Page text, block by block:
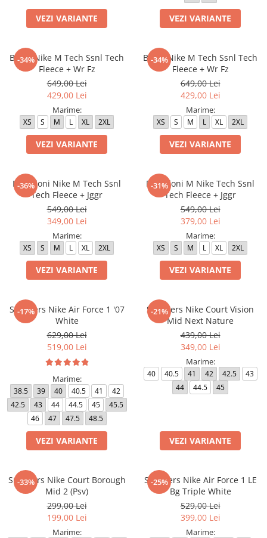
Pantaloni lungi fotbal copii
Imbracaminte fotbal femei
Tricouri fotbal femei
Sorturi fotbal femei
Pantaloni lungi fotbal femei
Echipament portar
VEZI VARIANTE VEZI VARIANTE
-34%
Bluza Nike M Tech Ssnl Tech
Fleece + Wr Fz
649,00 Lei
429,00 Lei
Marime:
XS S M L XL 2XL
VEZI VARIANTE
-34%
Bluza Nike M Tech Ssnl Tech
Fleece + Wr Fz
649,00 Lei
429,00 Lei
Marime:
XS S M L XL 2XL
VEZI VARIANTE
-36%
Pantaloni Nike M Tech Ssnl
Tech Fleece + Jggr
549,00 Lei
349,00 Lei
Marime:
XS S M L XL 2XL
VEZI VARIANTE
-31%
Pantaloni M Nike Tech Ssnl
Tech Fleece + Jggr
549,00 Lei
379,00 Lei
Marime:
XS S M L XL 2XL
VEZI VARIANTE
-17%
Sneakers Nike Air Force 1 '07
White
629,00 Lei
519,00 Lei
Marime:
38.5 39 40 40.5 41
42
42.5
43 44 44.5 45
45.5
46
47 47.5 48.5
VEZI VARIANTE
-21%
Sneakers Nike Court Vision
Mid Next Nature
439,00 Lei
349,00 Lei
Marime:
40 40.5 41 42 42.5
43
44
44.5 45
VEZI VARIANTE
-33%
Sneakers Nike Court Borough
Mid 2 (Psv)
299,00 Lei
199,00 Lei
Marime:
-25%
Sneakers Nike Air Force 1 LE
Bg Triple White
529,00 Lei
399,00 Lei
Marime: